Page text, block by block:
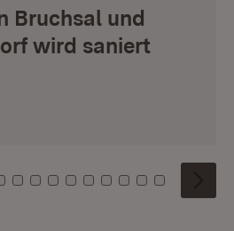
Bruchsal und
wird saniert
1 2 3
Kachel: 4
Zu Kachel: 5
Zu Kachel: 6
Zu Kachel: 7
Zu Kachel: 8
Zu Kachel: 9
Zu Kachel: 10
Zu Kachel: 11
Zu Kachel: 12
Zu Kachel:
Zu